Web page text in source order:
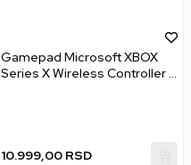
Gamepad Microsoft XBOX
Series X Wireless Controller -
10.999,00 RSD